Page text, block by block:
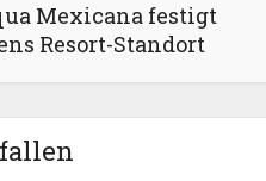
Mexicana festigt
Resort-Standort